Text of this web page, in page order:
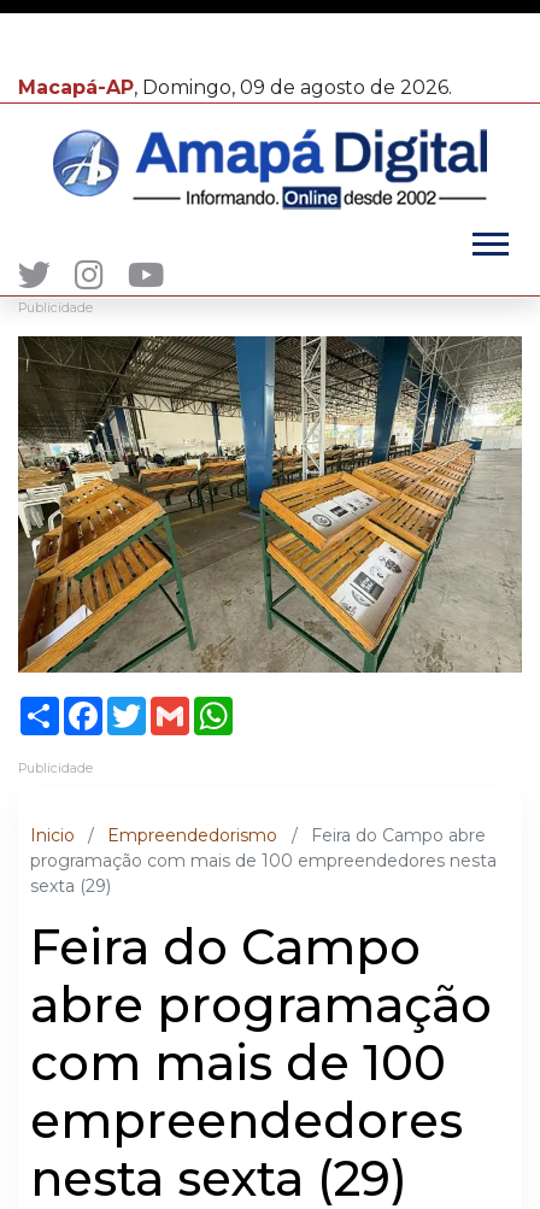
Macapá-AP, Domingo, 09 de agosto de 2026.
Publicidade
ShareFacebook
TwitterGmail
Publicidade
Inicio / Empreendedorismo /
Feira do Campo abre
programação com mais de 100 empreendedores nesta
sexta (29)
Feira do Campo
abre programação
com mais de 100
empreendedores
nesta sexta (29)